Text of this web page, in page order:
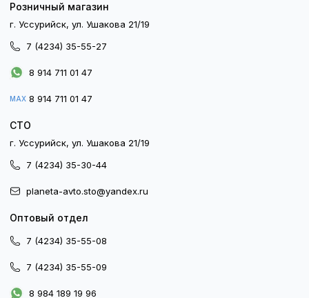
Розничный магазин
г. Уссурийск, ул. Ушакова 21/19
7 (4234) 35-55-27
8 914 711 01 47
MAX 8 914 711 01 47
СТО
г. Уссурийск, ул. Ушакова 21/19
7 (4234) 35-30-44
planeta-avto.sto@yandex.ru
Оптовый отдел
7 (4234) 35-55-08
7 (4234) 35-55-09
8 984 189 19 96